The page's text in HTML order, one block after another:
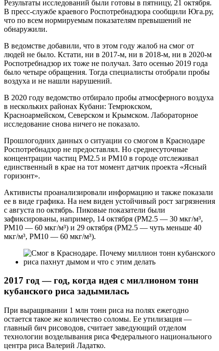
Результаты исследований были готовы в пятницу, 21 октября.
В пресс-службе краевого Роспотребнадзора сообщили Юга.ру,
что по всем нормируемым показателям превышений не
обнаружили.
В ведомстве добавили, что в этом году жалоб на смог от
людей не было. Кстати, ни в 2017-м, ни в 2018-м, ни в 2020-м
Роспотребнадзор их тоже не получал. Зато осенью 2019 года
было четыре обращения. Тогда специалисты отобрали пробы
воздуха и не нашли нарушений.
В 2020 году ведомство отбирало пробы атмосферного воздуха
в нескольких районах Кубани: Темрюкском,
Красноармейском, Северском и Крымском. Лабораторное
исследование снова ничего не показало.
Прошлогодних данных о ситуации со смогом в Краснодаре
Роспотребнадзор не предоставлял. Но среднесуточные
концентрации частиц PM2.5 и РМ10 в городе отслеживал
единственный в крае на тот момент датчик проекта «Ясный
горизонт».
Активисты проанализировали информацию и также показали
ее в виде графика. На нем виден устойчивый рост загрязнения
с августа по октябрь. Пиковые показатели были
зафиксированы, например, 14 октября (РМ2.5 — 30 мкг/м³,
РМ10 — 60 мкг/м³) и 29 октября (РМ2.5 — чуть меньше 40
мкг/м³, РМ10 — 60 мкг/м³).
2017 год — год, когда идея с миллионом тонн
кубанского риса задымилась
При выращивании 1 млн тонн риса на полях ежегодно
остается такое же количество соломы. Ее утилизация —
главный бич рисоводов, считает заведующий отделом
технологии возделывания риса Федерального национального
центра риса Валерий Ладатко.